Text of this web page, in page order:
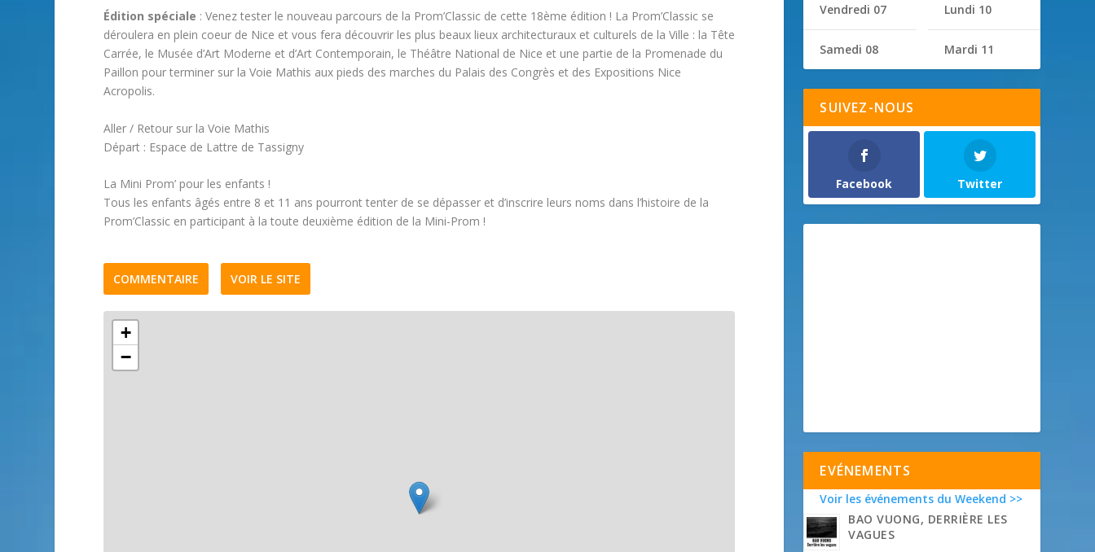
Édition spéciale : Venez tester le nouveau parcours de la Prom’Classic de cette 18ème édition ! La Prom’Classic se
déroulera en plein coeur de Nice et vous fera découvrir les plus beaux lieux architecturaux et culturels de la Ville : la Tête
Carrée, le Musée d’Art Moderne et d’Art Contemporain, le Théâtre National de Nice et une partie de la Promenade du
Paillon pour terminer sur la Voie Mathis aux pieds des marches du Palais des Congrès et des Expositions Nice
Acropolis.
Aller / Retour sur la Voie Mathis
Départ : Espace de Lattre de Tassigny
La Mini Prom’ pour les enfants !
Tous les enfants âgés entre 8 et 11 ans pourront tenter de se dépasser et d’inscrire leurs noms dans l’histoire de la
Prom’Classic en participant à la toute deuxième édition de la Mini-Prom !
COMMENTAIRE VOIR LE SITE
+
−
Vendredi 07
Samedi 08
Lundi 10
Mardi 11
SUIVEZ-NOUS
Facebook Twitter
EVÉNEMENTS
Voir les événements du Weekend >>
BAO VUONG, DERRIÈRE LES
VAGUES